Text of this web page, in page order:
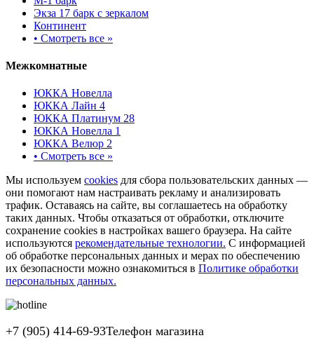
Экза 17 барк с зеркалом
Континент
• Смотреть все »
Межкомнатные
ЮККА Новелла
ЮККА Лайн 4
ЮККА Платинум 28
ЮККА Новелла 1
ЮККА Велюр 2
• Смотреть все »
Мы используем cookies для сбора пользовательских данных —
они помогают нам настраивать рекламу и анализировать
трафик. Оставаясь на сайте, вы соглашаетесь на обработку
таких данных. Чтобы отказаться от обработки, отключите
сохранение cookies в настройках вашего браузера. На сайте
используются рекомендательные технологии. С информацией
об обработке персональных данных и мерах по обеспечению
их безопасности можно ознакомиться в Политике обработки
персональных данных.
+7 (905) 414-69-93Телефон магазина